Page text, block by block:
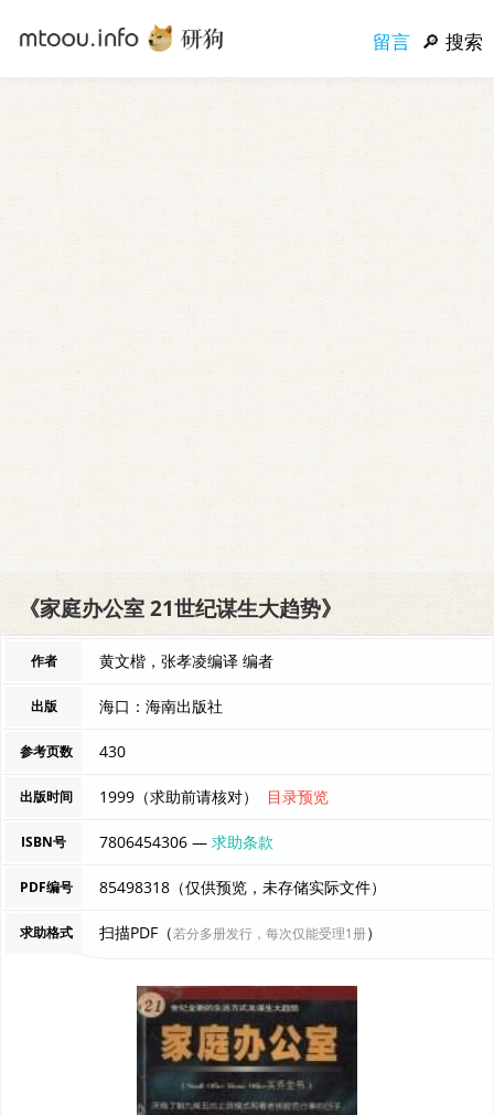
留言 搜索
《家庭办公室 21世纪谋生大趋势》
作者 黄文楷，张孝凌编译 编者
出版 海口：海南出版社
参考页数 430
出版时间 1999（求助前请核对） 目录预览
ISBN号 7806454306 —求助条款
PDF编号 85498318（仅供预览，未存储实际文件）
求助格式 扫描PDF（若分多册发行，每次仅能受理1册）